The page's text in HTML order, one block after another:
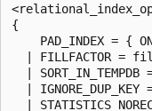
{
PAD_INDEX = {
| FILLFACTOR =
| SORT_IN_TEMPDB
| IGNORE_DUP_KEY
|